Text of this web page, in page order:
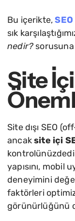
Bu içerikte,SEO
sık
nedir? sorusuna
Site
Site dışı SEO
ancaksite içi
yapısını, mobil
deneyimini
faktörleri
görünürlüğünü